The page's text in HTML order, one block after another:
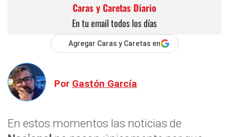
Caras y Caretas Diario
En tu email todos los días
Agregar Caras y Caretas en
Por Gastón García
En estos momentos las noticias de